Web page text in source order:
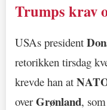
Trumps krav
USAs president
retorikken tirsdag
krevde han at
overGrønland,